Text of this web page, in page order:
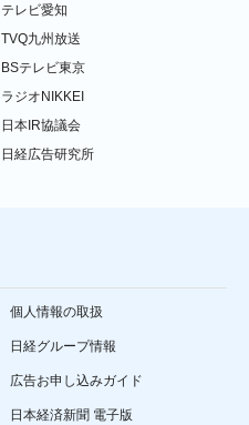
テレビ愛知
TVQ九州放送
BSテレビ東京
ラジオNIKKEI
日本IR協議会
日経広告研究所
個人情報の取扱
日経グループ情報
広告お申し込みガイド
日本経済新聞 電子版